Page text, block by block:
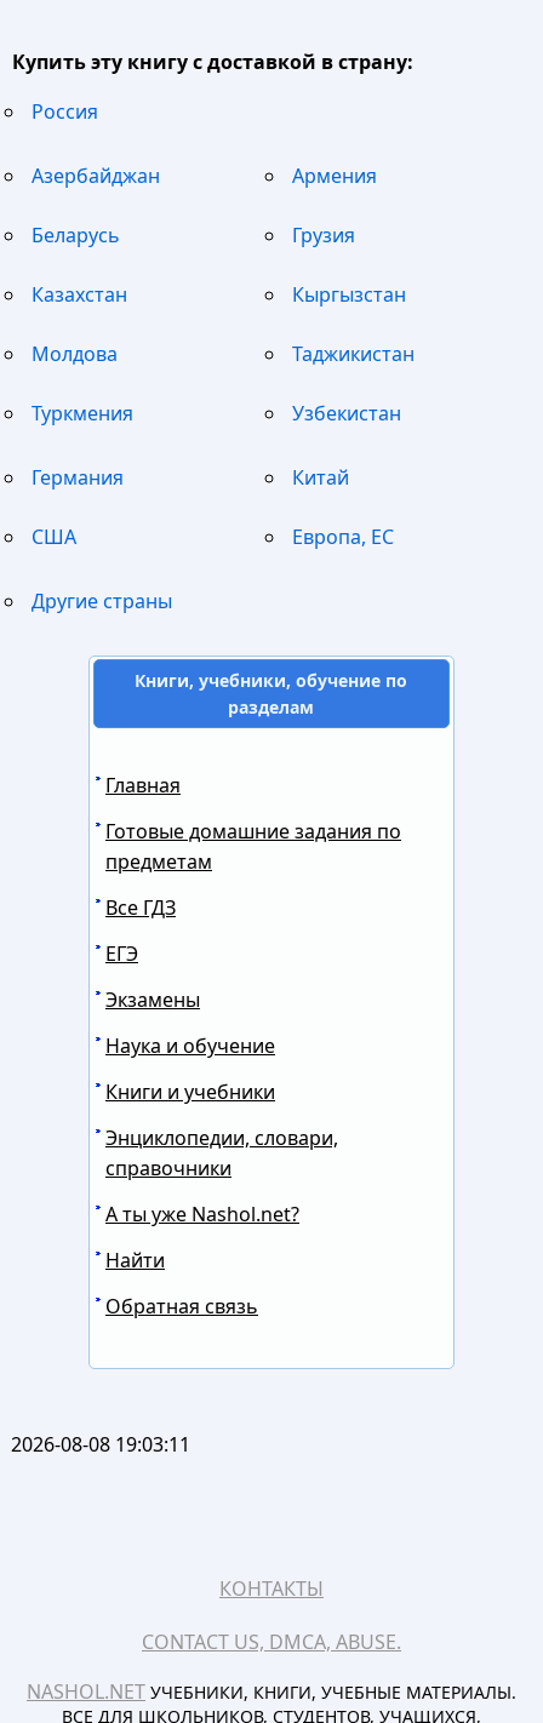
Купить эту книгу с доставкой в страну:
Россия
Азербайджан Армения
Беларусь Грузия
Казахстан Кыргызстан
Молдова Таджикистан
Туркмения Узбекистан
Германия Китай
США Европа, ЕС
Другие страны
Книги, учебники, обучение по
разделам
Главная
Готовые домашние задания по
предметам
Все ГДЗ
ЕГЭ
Экзамены
Наука и обучение
Книги и учебники
Энциклопедии, словари,
справочники
А ты уже Nashol.net?
Найти
Обратная связь
2026-08-08 19:03:11
КОНТАКТЫ
CONTACT US, DMCA, ABUSE.
NASHOL.NETУЧЕБНИКИ, КНИГИ, УЧЕБНЫЕ МАТЕРИАЛЫ.
ВСЕ ДЛЯ ШКОЛЬНИКОВ, СТУДЕНТОВ, УЧАЩИХСЯ,